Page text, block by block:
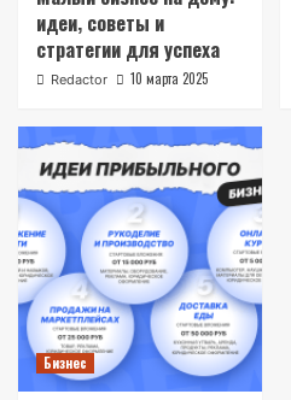
идеи‚ советы и
стратегии для успеха
Redactor 10 марта 2025
Бизнес